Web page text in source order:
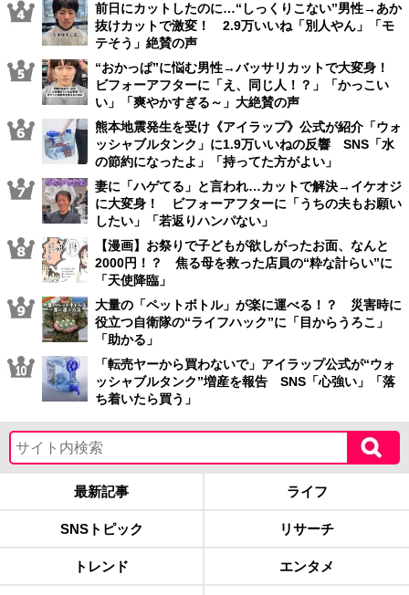
前日にカットしたのに…“しっくりこない”男性→あか
抜けカットで激変！ 2.9万いいね「別人やん」「モ
テそう」絶賛の声
“おかっぱ”に悩む男性→バッサリカットで大変身！
ビフォーアフターに「え、同じ人！？」「かっこい
い」「爽やかすぎる～」大絶賛の声
熊本地震発生を受け《アイラップ》公式が紹介「ウォ
ッシャブルタンク」に1.9万いいねの反響 SNS「水
の節約になったよ」「持ってた方がよい」
妻に「ハゲてる」と言われ…カットで解決→イケオジ
に大変身！ ビフォーアフターに「うちの夫もお願い
したい」「若返りハンパない」
【漫画】お祭りで子どもが欲しがったお面、なんと
2000円！？ 焦る母を救った店員の“粋な計らい”に
「天使降臨」
大量の「ペットボトル」が楽に運べる！？ 災害時に
役立つ自衛隊の“ライフハック”に「目からうろこ」
「助かる」
「転売ヤーから買わないで」アイラップ公式が“ウォ
ッシャブルタンク”増産を報告 SNS「心強い」「落
ち着いたら買う」
最新記事 ライフ
SNSトピック リサーチ
トレンド エンタメ